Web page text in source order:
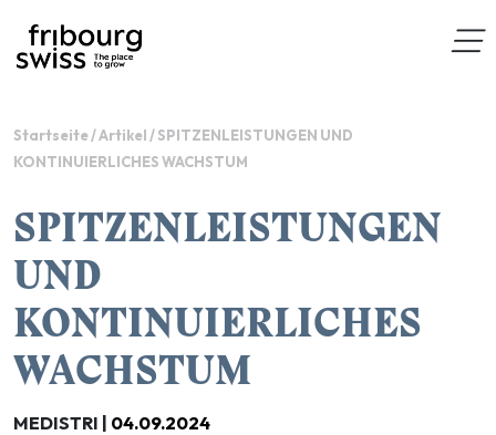
Startseite/Artikel /SPITZENLEISTUNGEN UND
KONTINUIERLICHES WACHSTUM
SPITZENLEISTUNGEN
UND
KONTINUIERLICHES
WACHSTUM
MEDISTRI | 04.09.2024